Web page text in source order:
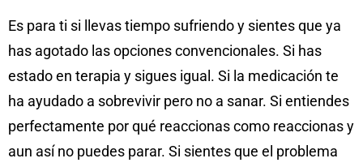
Es para ti si llevas tiempo sufriendo y sientes que ya
has agotado las opciones convencionales. Si has
estado en terapia y sigues igual. Si la medicación te
ha ayudado a sobrevivir pero no a sanar. Si entiendes
perfectamente por qué reaccionas como reaccionas y
aun así no puedes parar. Si sientes que el problema